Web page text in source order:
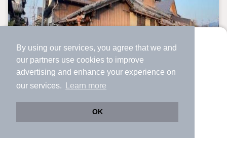
By using our services, you agree that we and
our partners use cookies to improve
advertising and enhance your experience on
our services.
Learn more
OK
より使いやすくなった
アプリで物件探ししませんか？
サクサク動く地図で物件検索